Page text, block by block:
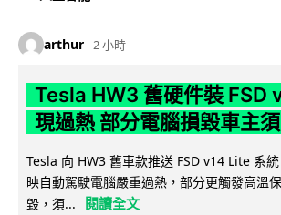
arthur 2 小時
Tesla HW3 舊硬件裝 FSD
現過熱 部分電腦損毀車主
Tesla 向 HW3 舊車款推送 FSD v14 Lite 系
映自動駕駛電腦嚴重過熱，部分更觸發高溫
毀，須...
閱讀全文